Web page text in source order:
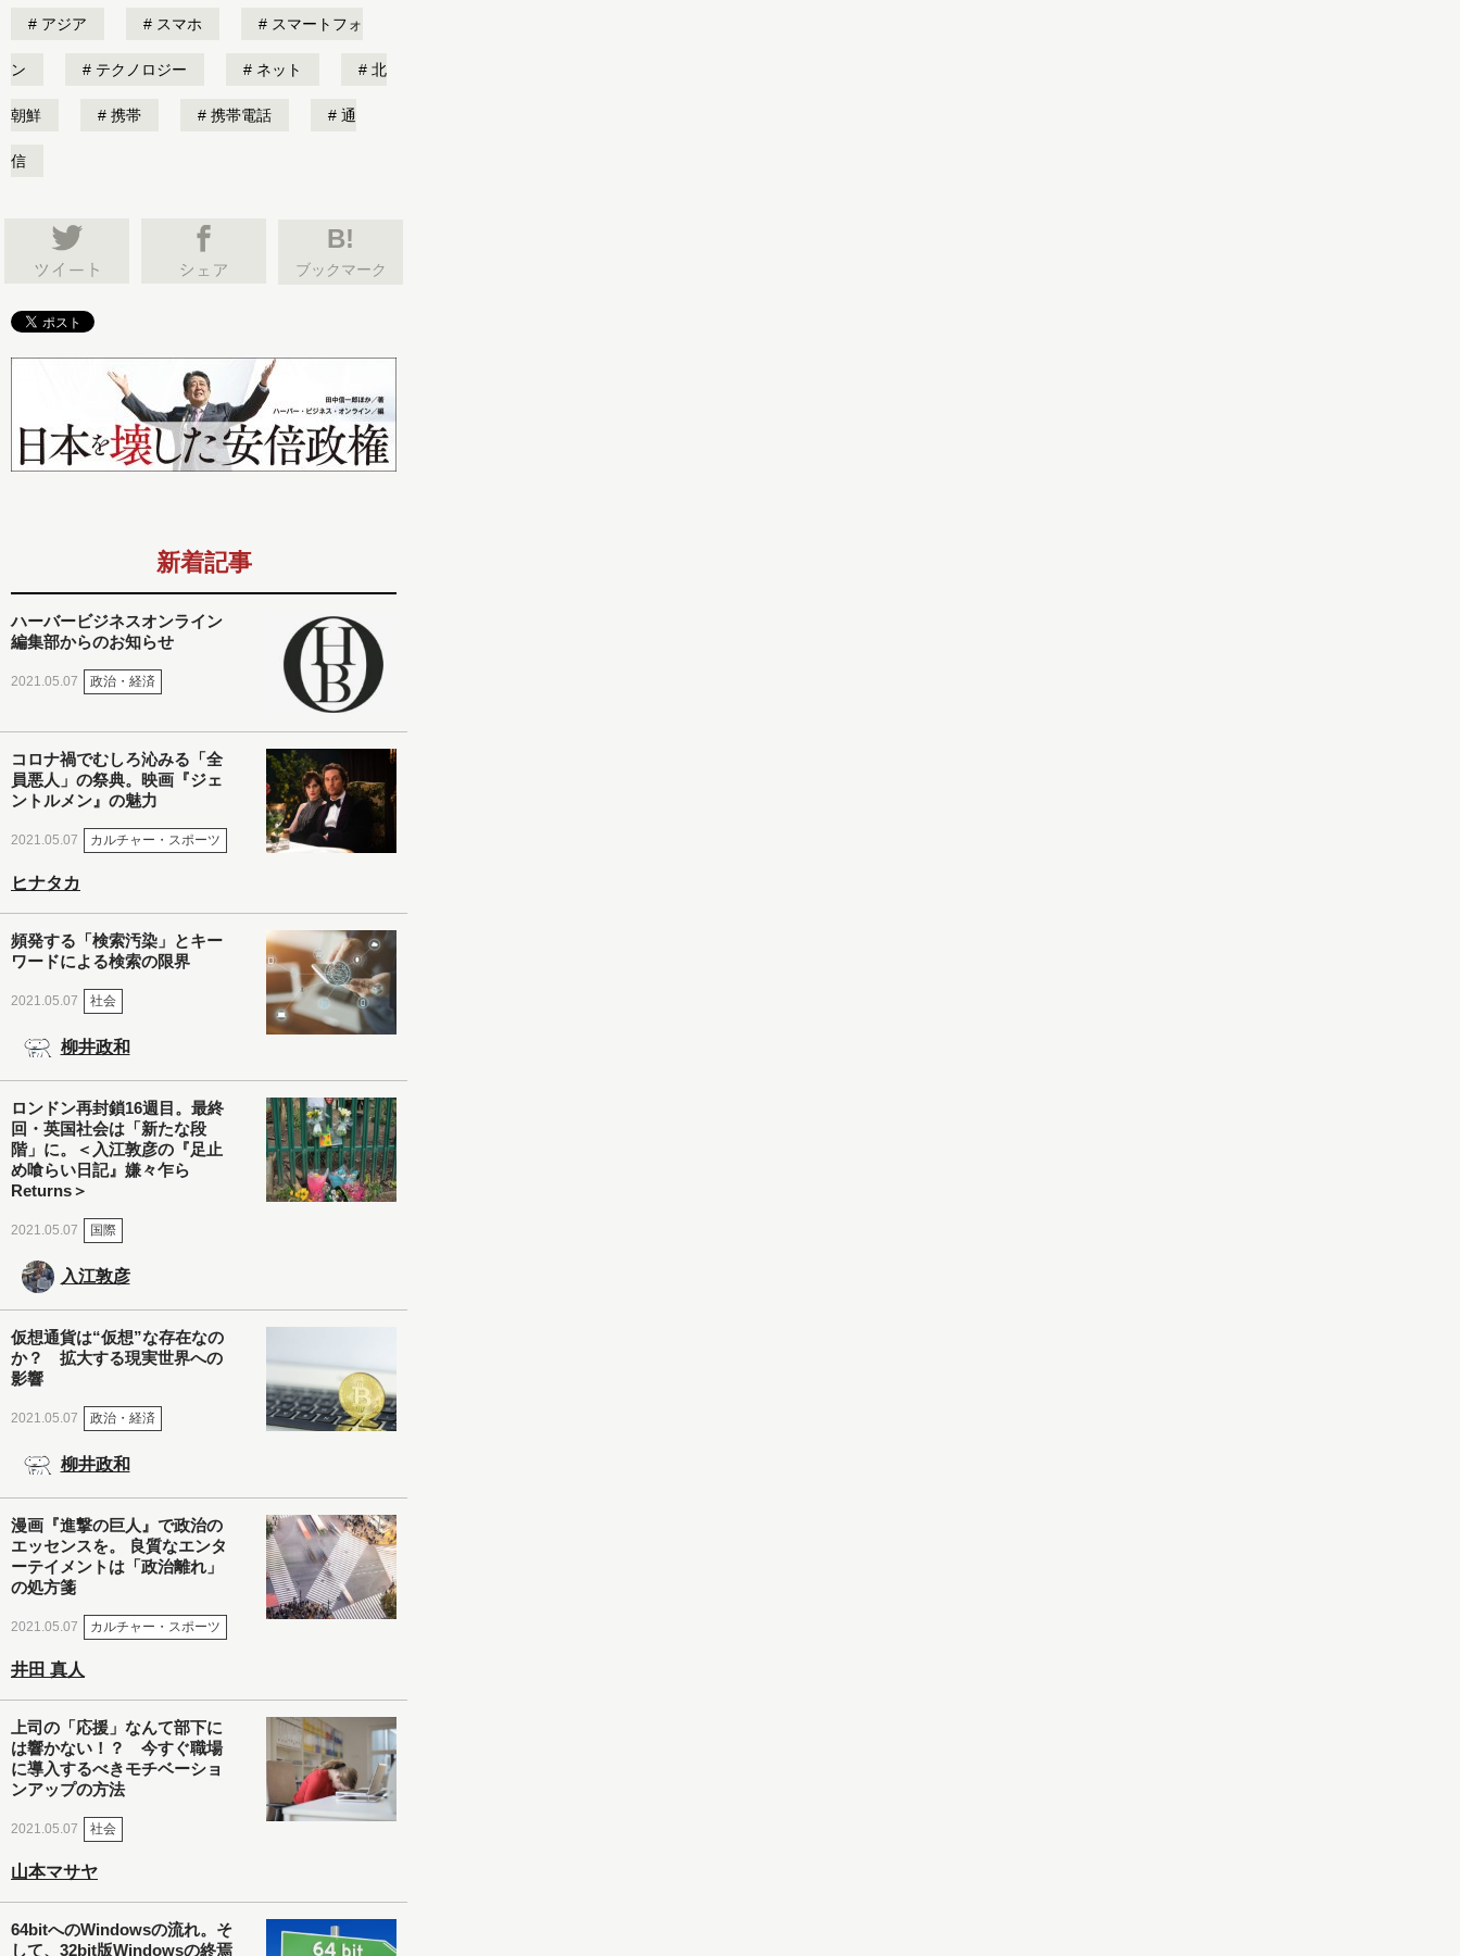
アジア スマホ スマートフォ
ン テクノロジー ネット 北
朝鮮 携帯 携帯電話 通
信
B!
ブックマーク
新着記事
ハーバービジネスオンライン
編集部からのお知らせ
2021.05.07 政治・経済
コロナ禍でむしろ沁みる「全
員悪人」の祭典。映画『ジェ
ントルメン』の魅力
2021.05.07 カルチャー・スポーツ
ヒナタカ
頻発する「検索汚染」とキー
ワードによる検索の限界
2021.05.07 社会
柳井政和
ロンドン再封鎖16週目。最終
回・英国社会は「新たな段
階」に。＜入江敦彦の『足止
め喰らい日記』嫌々乍ら
Returns＞
2021.05.07 国際
入江敦彦
仮想通貨は“仮想”な存在なの
か？ 拡大する現実世界への
影響
2021.05.07 政治・経済
柳井政和
漫画『進撃の巨人』で政治の
エッセンスを。 良質なエンタ
ーテイメントは「政治離れ」
の処方箋
2021.05.07 カルチャー・スポーツ
井田 真人
上司の「応援」なんて部下に
は響かない！？ 今すぐ職場
に導入するべきモチベーショ
ンアップの方法
2021.05.07 社会
山本マサヤ
64bitへのWindowsの流れ。そ
して、32bit版Windowsの終焉